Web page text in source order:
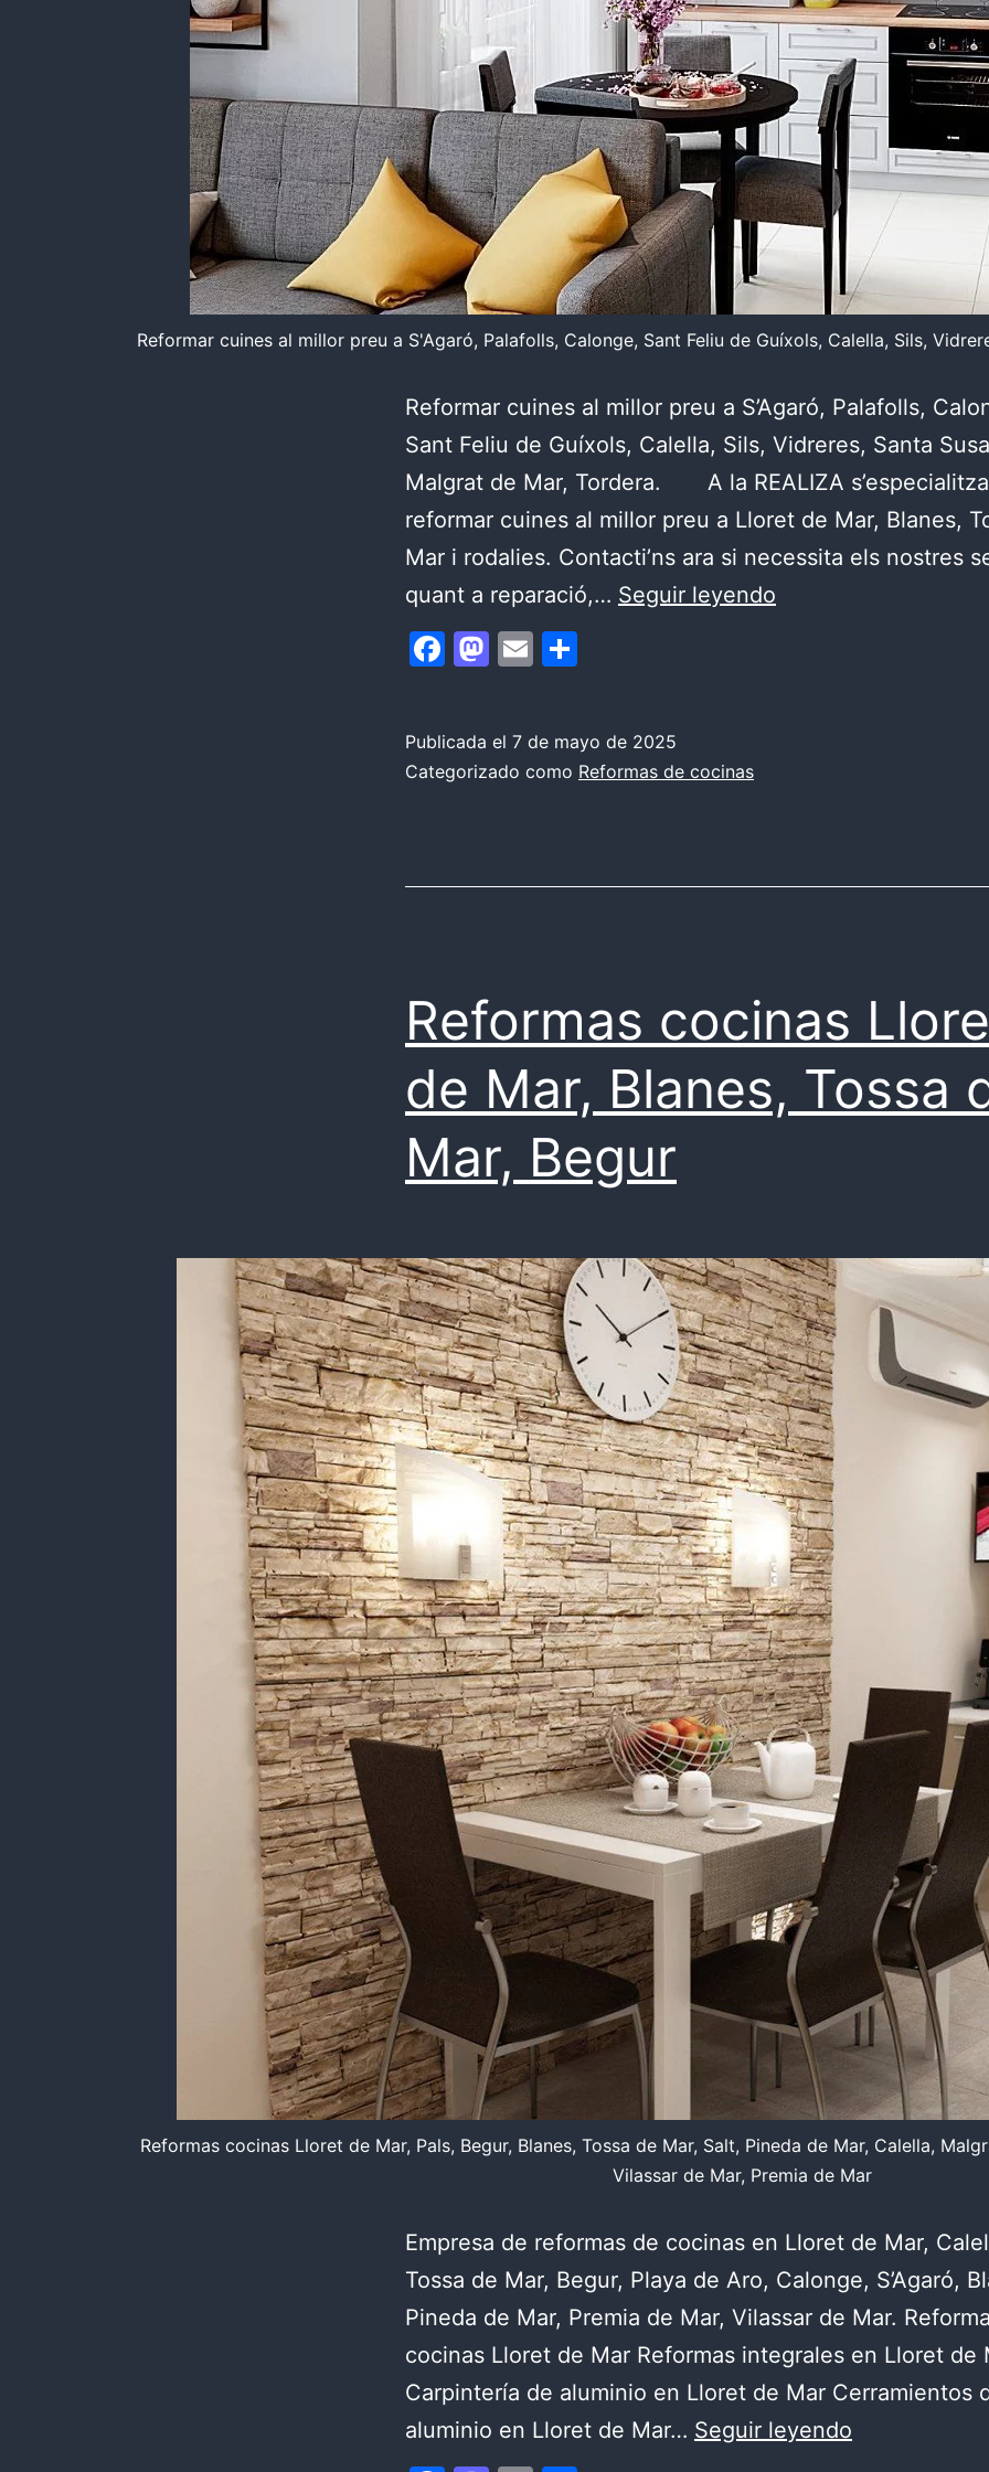
Reformar cuines al millor preu a S'Agaró, Palafolls, Calonge, Sant Feliu de Guíxols, Calella, Sils,
Reformar cuines al millor preu a S’Agaró, Palafolls,
Sant Feliu de Guíxols, Calella, Sils, Vidreres, Santa
Malgrat de Mar, Tordera. A la REALIZA
reformar cuines al millor preu a Lloret de Mar, Blanes,
Mar i rodalies. Contacti’ns ara si necessita els nostres
quant a reparació,… Seguir leyendo
Facebook
Mastodon
Email
Publicada el 7 de mayo de 2025
Categorizado como Reformas de cocinas
Reformas cocinas
de Mar, Blanes, Tossa
Mar, Begur
Reformas cocinas Lloret de Mar, Pals, Begur, Blanes, Tossa de Mar, Salt, Pineda de Mar, Calella,
Vilassar de Mar, Premia de Mar
Empresa de reformas de cocinas en Lloret de Mar,
Tossa de Mar, Begur, Playa de Aro, Calonge, S’Agaró,
Pineda de Mar, Premia de Mar, Vilassar de Mar.
cocinas Lloret de Mar Reformas integrales en Lloret de
Carpintería de aluminio en Lloret de Mar Cerramientos
aluminio en Lloret de Mar… Seguir leyendo